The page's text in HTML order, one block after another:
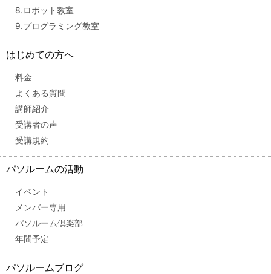
8.ロボット教室
9.プログラミング教室
はじめての方へ
料金
よくある質問
講師紹介
受講者の声
受講規約
パソルームの活動
イベント
メンバー専用
パソルーム倶楽部
年間予定
パソルームブログ